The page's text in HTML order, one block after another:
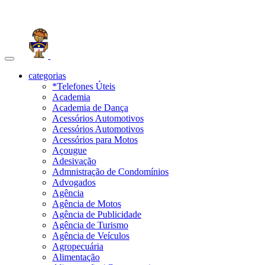
Toggle
navigationcategorias
*Telefones Úteis
Academia
Academia de Dança
Acessórios Automotivos
Acessórios Automotivos
Acessórios para Motos
Açougue
Adesivação
Admnistração de Condomínios
Advogados
Agência
Agência de Motos
Agência de Publicidade
Agência de Turismo
Agência de Veículos
Agropecuária
Alimentação